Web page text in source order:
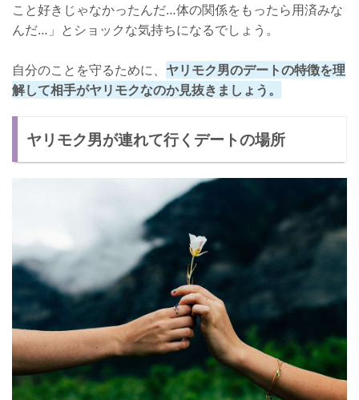
こと好きじゃなかったんだ…体の関係をもったら用済みな
んだ…」とショックな気持ちになるでしょう。
自分のことを守るために、 ヤリモク男のデートの特徴を理
解して相手がヤリモクなのか見抜きましょう。
ヤリモク男が連れて行くデートの場所